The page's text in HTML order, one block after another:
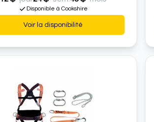
Disponible à Cookshire
Voir la disponibilité